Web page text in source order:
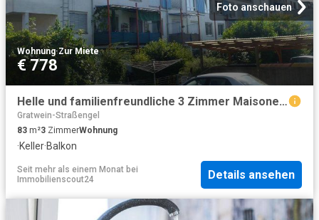
Foto anschauen
Wohnung·Zur Miete
€ 778
Helle und familienfreundliche 3 Zimmer Maisonettewohnung in Gratkorn
Gratwein-Straßengel
83 m²3 ZimmerWohnung
·Keller·Balkon
Seit mehr als einem Monat bei
Immobilienscout24
Details ansehen